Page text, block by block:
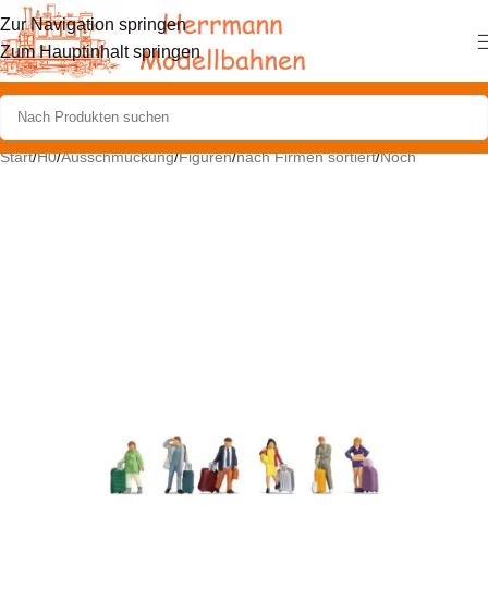
Zur Navigation springen
Zum Hauptinhalt springen
Start/H0/Ausschmückung/Figuren/nach Firmen sortiert/Noch